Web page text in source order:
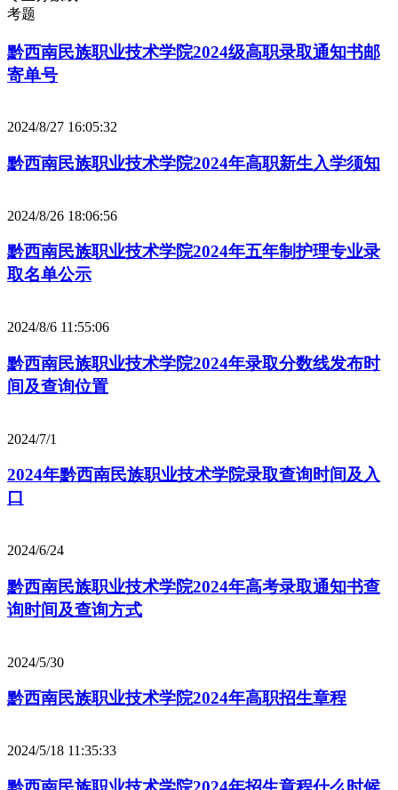
考题
黔西南民族职业技术学院2024级高职录取通知书邮
寄单号
2024/8/27 16:05:32
黔西南民族职业技术学院2024年高职新生入学须知
2024/8/26 18:06:56
黔西南民族职业技术学院2024年五年制护理专业录
取名单公示
2024/8/6 11:55:06
黔西南民族职业技术学院2024年录取分数线发布时
间及查询位置
2024/7/1
2024年黔西南民族职业技术学院录取查询时间及入
口
2024/6/24
黔西南民族职业技术学院2024年高考录取通知书查
询时间及查询方式
2024/5/30
黔西南民族职业技术学院2024年高职招生章程
2024/5/18 11:35:33